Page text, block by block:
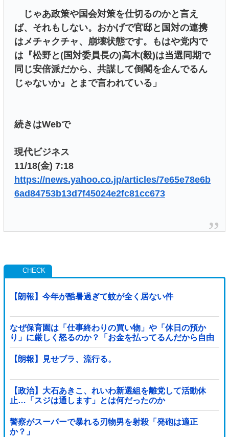
じゃあ政策や国会対策を仕切るのかと言え
ば、それもしない。おかげで官邸と国対の連携
はメチャクチャ、崩壊状態です。もはや党内で
は『松野と(国対委員長の)高木(毅)は当選同期で
同じ安倍派だから、共謀して倒閣を企んでるん
じゃないか』とまで言われている」
続きはWebで
現代ビジネス
11/18(金) 7:18
https://news.yahoo.co.jp/articles/7e65e78e6b
6ad84753b13d7f45024e2fc81cc673
【朗報】今年が酷暑過ぎて蚊が全く居ない件
なぜ保育園は「仕事終わりの買い物」や「休日の預か
り」に厳しく怒るのか？「お金を払ってるんだから自由
だろ」主張する保護者 vs 「保育欠如のための施設」と諭
す保育士
【朗報】見せブラ、流行る。
【政治】大石あきこ、れいわ新選組を離党して活動休
止…「スジは通します」とは何だったのか
警察がスーパーで暴れる刃物男を射殺「発砲は適正
か？」